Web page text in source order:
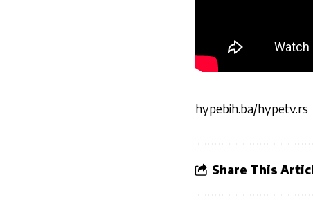
hypebih.ba/hypetv.rs
Share This